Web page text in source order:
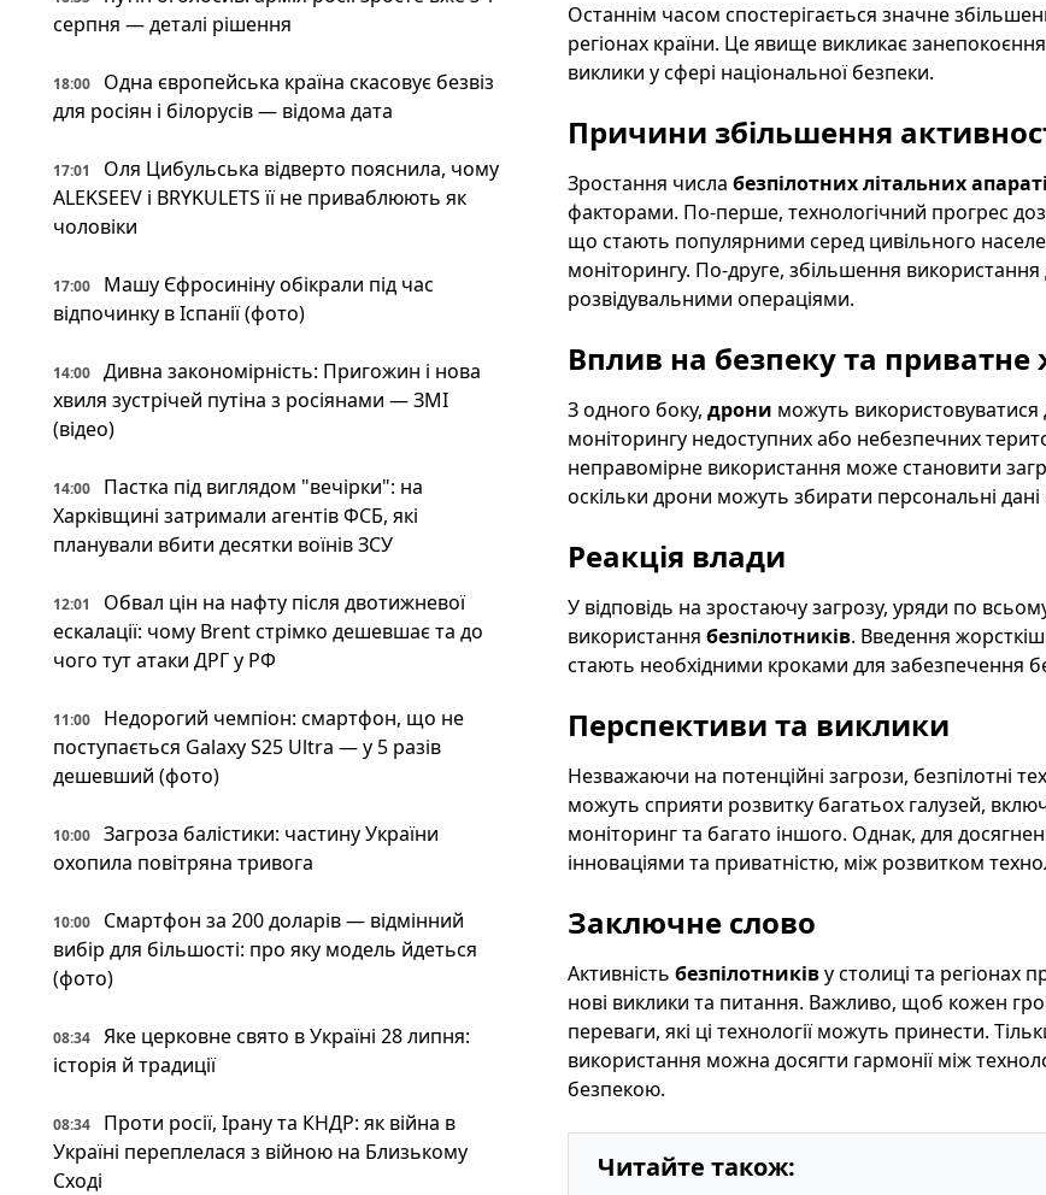
серпня — деталі рішення
18:00
Одна європейська країна скасовує безвіз
для росіян і білорусів — відома дата
17:01
Оля Цибульська відверто пояснила, чому
ALEKSEEV і BRYKULETS її не приваблюють як
чоловіки
17:00
Машу Єфросиніну обікрали під час
відпочинку в Іспанії (фото)
14:00
Дивна закономірність: Пригожин і нова
хвиля зустрічей путіна з росіянами — ЗМІ
(відео)
14:00
Пастка під виглядом "вечірки": на
Харківщині затримали агентів ФСБ, які
планували вбити десятки воїнів ЗСУ
12:01
Обвал цін на нафту після двотижневої
ескалації: чому Brent стрімко дешевшає та до
чого тут атаки ДРГ у РФ
11:00
Недорогий чемпіон: смартфон, що не
поступається Galaxy S25 Ultra — у 5 разів
дешевший (фото)
10:00
Загроза балістики: частину України
охопила повітряна тривога
10:00
Смартфон за 200 доларів — відмінний
вибір для більшості: про яку модель йдеться
(фото)
08:34
Яке церковне свято в Україні 28 липня:
історія й традиції
08:34
Проти росії, Ірану та КНДР: як війна в
Україні переплелася з війною на Близькому
Сході
Останнім часом спостерігається значне
регіонах країни. Це явище викликає
виклики у сфері національної безпеки.
Причини збільшення
Зростання числа безпілотних літальних
факторами. По-перше, технологічний прогрес
що стають популярними серед цивільного
моніторингу. По-друге, збільшення
розвідувальними операціями.
Вплив на безпеку та приватне
З одного боку, дрони можуть
моніторингу недоступних або небезпечних
неправомірне використання може становити
оскільки дрони можуть збирати персональні
Реакція влади
У відповідь на зростаючу загрозу, уряди по
використання безпілотників. Введення
стають необхідними кроками для забезпечення
Перспективи та виклики
Незважаючи на потенційні загрози, безпілотні
можуть сприяти розвитку багатьох галузей,
моніторинг та багато іншого. Однак, для
інноваціями та приватністю, між розвитком
Заключне слово
Активність безпілотниківу столиці та регіонах
нові виклики та питання. Важливо, щоб кожен
переваги, які ці технології можуть принести.
використання можна досягти гармонії між
безпекою.
Читайте також: